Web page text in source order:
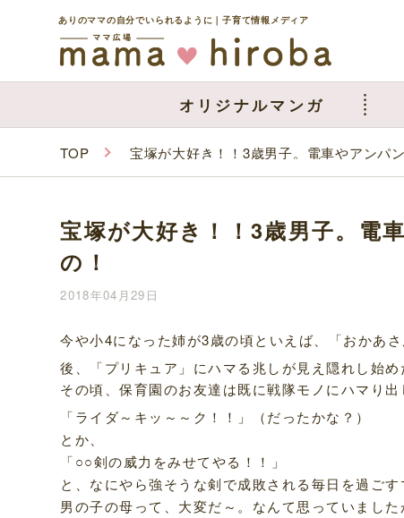
ありのママの自分でいられるように｜子育て情報メディア
オリジナルマンガ
TOP 宝塚が大好き！！3歳男子。電車やアンパ
宝塚が大好き！！3歳男子。電
の！
2018年04月29日
今や小4になった姉が3歳の頃といえば、「おかあ
後、「プリキュア」にハマる兆しが見え隠れし始め
その頃、保育園のお友達は既に戦隊モノにハマり出
「ライダ～キッ～～ク！！」（だったかな？）
とか、
「○○剣の威力をみせてやる！！」
と、なにやら強そうな剣で成敗される毎日を過ごす
男の子の母って、大変だ～。なんて思っていました